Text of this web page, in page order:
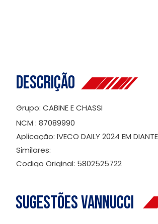
Descrição
Grupo: CABINE E CHASSI
NCM : 87089990
Aplicação: IVECO DAILY 2024 EM
Similares:
Codigo Original: 5802525722
Sugestões Vannucci